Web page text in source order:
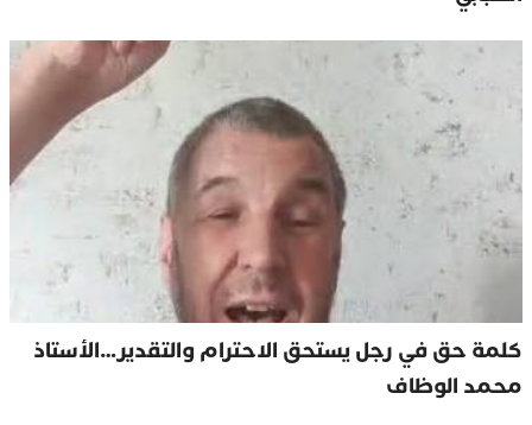
كلمة حق في رجل يستحق الاحترام والتقدير…الأستاذ
محمد الوظاف